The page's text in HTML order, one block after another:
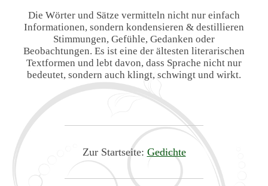
Die Wörter und Sätze vermitteln nicht nur einfach
Informationen, sondern kondensieren & destillieren
Stimmungen, Gefühle, Gedanken oder
Beobachtungen. Es ist eine der ältesten literarischen
Textformen und lebt davon, dass Sprache nicht nur
bedeutet, sondern auch klingt, schwingt und wirkt.
Zur Startseite: Gedichte